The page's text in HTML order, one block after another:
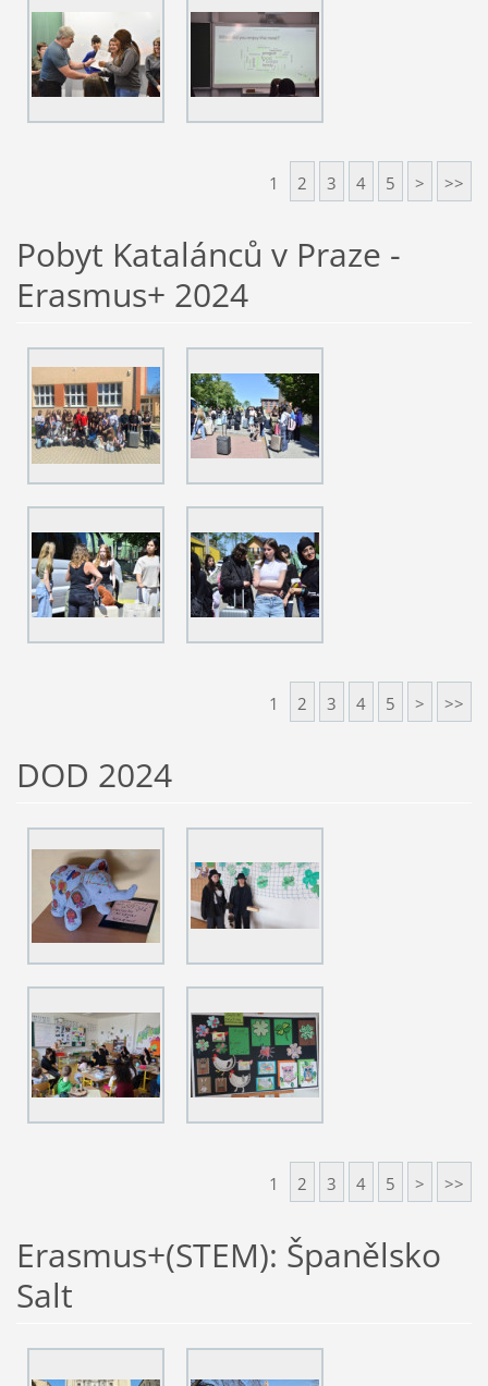
1 2 3 4 5 > >>
Pobyt Katalánců v Praze -
Erasmus+ 2024
1 2 3 4 5 > >>
DOD 2024
1 2 3 4 5 > >>
Erasmus+(STEM): Španělsko
Salt